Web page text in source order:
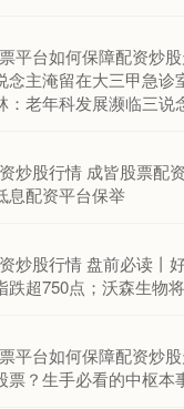
指
指 14110.12 -
平台如何保障配资炒
念主淹留在大三甲急诊
：老年科发展濒临三说
炒股行情 成皆股票配
息配资平台保举
炒股行情 盘前必读丨
跌超750点；沃森生物
平台如何保障配资炒
票？生手必看的中枢本